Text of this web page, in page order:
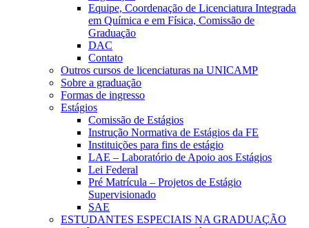
Equipe, Coordenação de Licenciatura Integrada
em Química e em Física, Comissão de
Graduação
DAC
Contato
Outros cursos de licenciaturas na UNICAMP
Sobre a graduação
Formas de ingresso
Estágios
Comissão de Estágios
Instrução Normativa de Estágios da FE
Instituições para fins de estágio
LAE – Laboratório de Apoio aos Estágios
Lei Federal
Pré Matrícula – Projetos de Estágio
Supervisionado
SAE
ESTUDANTES ESPECIAIS NA GRADUAÇÃO